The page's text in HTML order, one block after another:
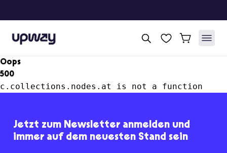
Upway
Oops
500
c.collections.nodes.at is not a function
Jetzt zum Newsletter anmelden und
immer auf dem neuesten Stand sein